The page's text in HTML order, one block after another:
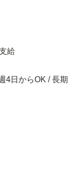
給
4日からOK / 長期